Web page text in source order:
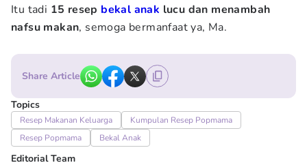
Itu tadi 15 resep bekal anak lucu dan menambah
nafsu makan, semoga bermanfaat ya, Ma.
Share Article
Topics
Resep Makanan Keluarga
Kumpulan Resep Popmama
Resep Popmama
Bekal Anak
Editorial Team